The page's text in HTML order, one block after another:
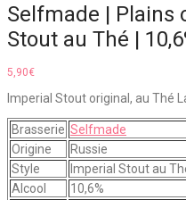
Selfmade | Plains
Stout au Thé |
5,90€
Imperial Stout original, au Thé
Brasserie Selfmade
Origine
Russie
Style
Imperial Stout au
Alcool
10,6%